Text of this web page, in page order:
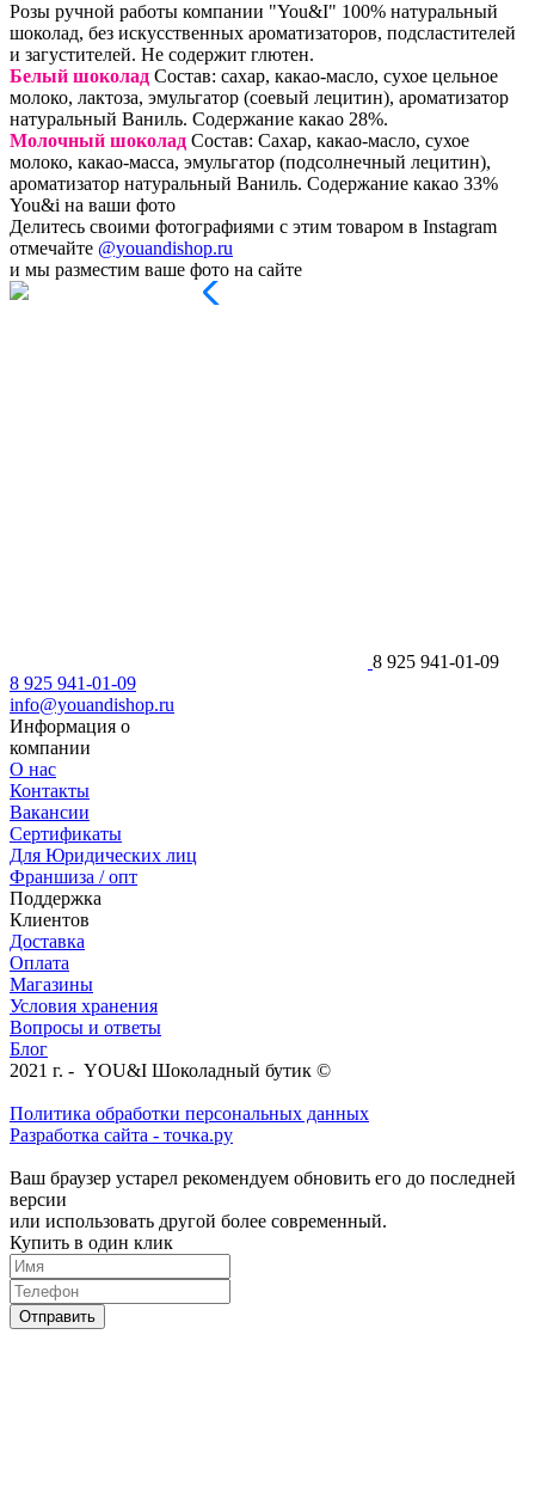
Розы ручной работы компании "You&I" 100% натуральный
шоколад, без искусственных ароматизаторов, подсластителей
и загустителей. Не содержит глютен.
Белый шоколад Состав: сахар, какао-масло, сухое цельное
молоко, лактоза, эмульгатор (соевый лецитин), ароматизатор
натуральный Ваниль. Содержание какао 28%.
Молочный шоколад Состав: Сахар, какао-масло, сухое
молоко, какао-масса, эмульгатор (подсолнечный лецитин),
ароматизатор натуральный Ваниль. Содержание какао 33%
You&i на ваши фото
Делитесь своими фотографиями с этим товаром в Instagram
отмечайте @youandishop.ru
и мы разместим ваше фото на сайте
8 925 941-01-09
8 925 941-01-09
info@youandishop.ru
Информация о
компании
О нас
Контакты
Вакансии
Сертификаты
Для Юридических лиц
Франшиза / опт
Поддержка
Клиентов
Доставка
Оплата
Магазины
Условия хранения
Вопросы и ответы
Блог
2021 г. - YOU&I Шоколадный бутик ©
Политика обработки персональных данных
Разработка сайта - точка.ру
Ваш браузер устарел рекомендуем обновить его до последней
версии
или использовать другой более современный.
Купить в один клик
Отправить